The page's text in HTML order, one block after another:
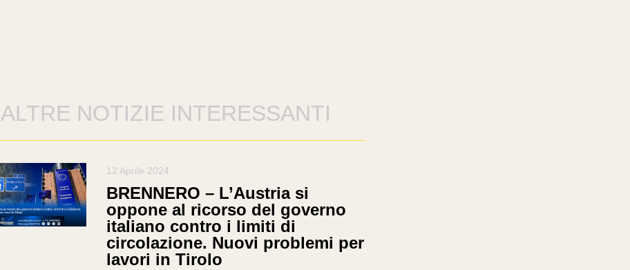
ALTRE NOTIZIE INTERESSANTI
12 Aprile 2024
BRENNERO – L’Austria si
oppone al ricorso del governo
italiano contro i limiti di
circolazione. Nuovi problemi per
lavori in Tirolo